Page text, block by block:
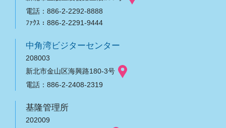
電話：886-2-2292-8888
ﾌｧｸｽ：886-2-2291-9444
中角湾ビジターセンター
208003
新北市金山区海興路180-3号
電話：886-2-2408-2319
基隆管理所
202009